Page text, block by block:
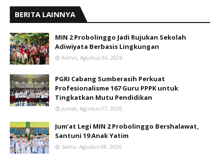
BERITA LAINNYA
MIN 2 Probolinggo Jadi Rujukan Sekolah
Adiwiyata Berbasis Lingkungan
Kamis, Agustus 06, 2026
PGRI Cabang Sumberasih Perkuat
Profesionalisme 167 Guru PPPK untuk
Tingkatkan Mutu Pendidikan
Jumat, Agustus 07, 2026
Jum’at Legi MIN 2 Probolinggo Bershalawat,
Santuni 19 Anak Yatim
Sabtu, Agustus 08, 2026